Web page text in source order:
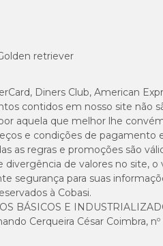
retriever
Diners Club, American
contidos em nosso site não
aquela que melhor lhe
e condições de pagamento
as regras e promoções são
de valores no site,
segurança para suas
à Cobasi.
BÁSICOS E
Cerqueira César Coimbra,